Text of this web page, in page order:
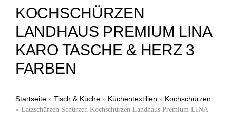
KOCHSCHÜRZEN
LANDHAUS PREMIUM LINA
KARO TASCHE & HERZ 3
FARBEN
Startseite » Tisch & Küche » Küchentextilien » Kochschürzen
» Latzschürzen Schürzen Kochschürzen Landhaus Premium LINA